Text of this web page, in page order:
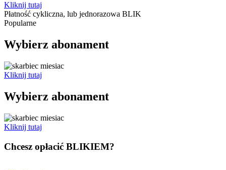
Kliknij tutaj
Płatność cykliczna, lub jednorazowa BLIK
Popularne
Wybierz abonament
Kliknij tutaj
Wybierz abonament
Kliknij tutaj
Chcesz opłacić BLIKIEM?